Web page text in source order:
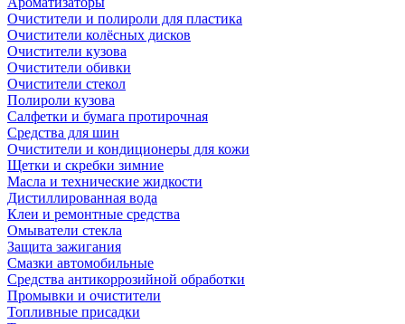
Очистители и полироли для пластика
Очистители колёсных дисков
Очистители кузова
Очистители обивки
Очистители стекол
Полироли кузова
Салфетки и бумага протирочная
Средства для шин
Очистители и кондиционеры для кожи
Щетки и скребки зимние
Масла и технические жидкости
Дистиллированная вода
Клеи и ремонтные средства
Омыватели стекла
Защита зажигания
Смазки автомобильные
Средства антикоррозийной обработки
Промывки и очистители
Топливные присадки